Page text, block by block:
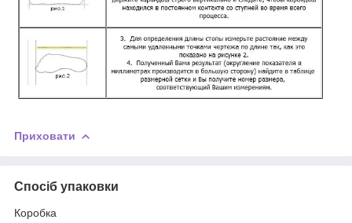
Приховати
Спосіб упаковки
Коробка